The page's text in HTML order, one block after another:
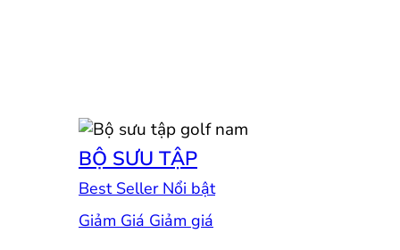
BỘ SƯU TẬP
Best Seller
Giảm Giá